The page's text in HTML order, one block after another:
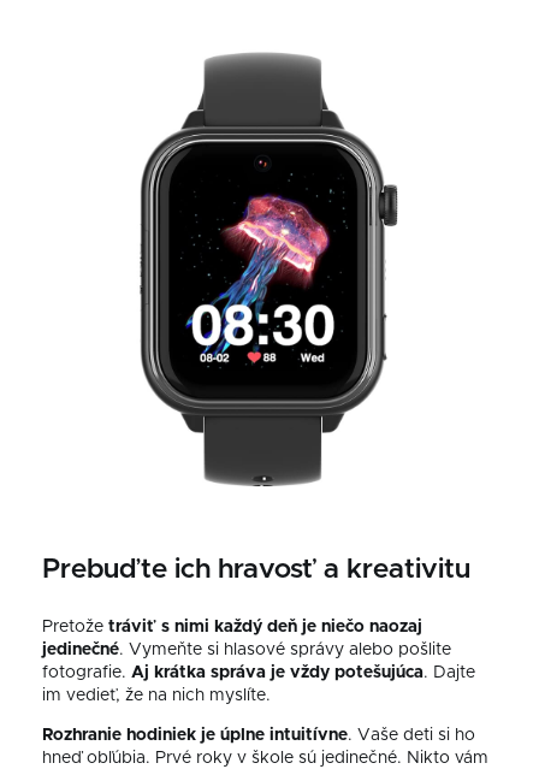
Prebuďte ich hravosť a kreativitu
Pretože tráviť s nimi každý deň je niečo naozaj
jedinečné. Vymeňte si hlasové správy alebo pošlite
fotografie. Aj krátka správa je vždy potešujúca. Dajte
im vedieť, že na nich myslíte.
Rozhranie hodiniek je úplne intuitívne. Vaše deti si ho
hneď obľúbia. Prvé roky v škole sú jedinečné. Nikto vám